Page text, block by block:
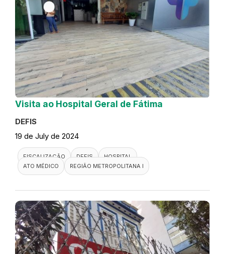
Visita ao Hospital Geral de Fátima
DEFIS
19 de July de 2024
FISCALIZAÇÃO DEFIS
HOSPITAL
ATO MÉDICO
REGIÃO METROPOLITANA I